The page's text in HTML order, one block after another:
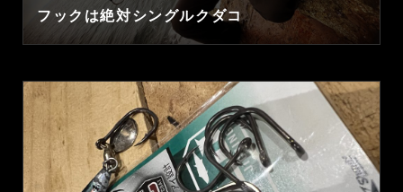
フックは絶対シングルクダコ